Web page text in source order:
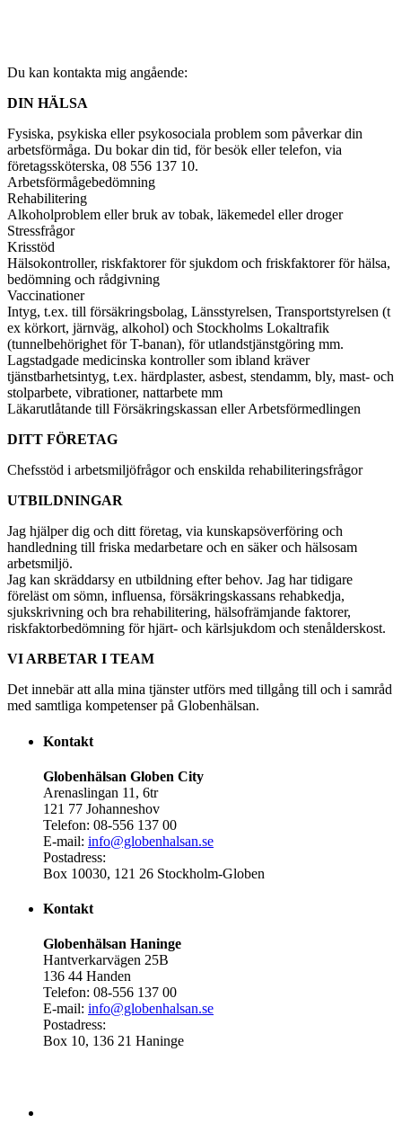
Du kan kontakta mig angående:
DIN HÄLSA
Fysiska, psykiska eller psykosociala problem som påverkar din
arbetsförmåga. Du bokar din tid, för besök eller telefon, via
företagssköterska, 08 556 137 10.
Arbetsförmågebedömning
Rehabilitering
Alkoholproblem eller bruk av tobak, läkemedel eller droger
Stressfrågor
Krisstöd
Hälsokontroller, riskfaktorer för sjukdom och friskfaktorer för hälsa,
bedömning och rådgivning
Vaccinationer
Intyg, t.ex. till försäkringsbolag, Länsstyrelsen, Transportstyrelsen (t
ex körkort, järnväg, alkohol) och Stockholms Lokaltrafik
(tunnelbehörighet för T-banan), för utlandstjänstgöring mm.
Lagstadgade medicinska kontroller som ibland kräver
tjänstbarhetsintyg, t.ex. härdplaster, asbest, stendamm, bly, mast- och
stolparbete, vibrationer, nattarbete mm
Läkarutlåtande till Försäkringskassan eller Arbetsförmedlingen
DITT FÖRETAG
Chefsstöd i arbetsmiljöfrågor och enskilda rehabiliteringsfrågor
UTBILDNINGAR
Jag hjälper dig och ditt företag, via kunskapsöverföring och
handledning till friska medarbetare och en säker och hälsosam
arbetsmiljö.
Jag kan skräddarsy en utbildning efter behov. Jag har tidigare
föreläst om sömn, influensa, försäkringskassans rehabkedja,
sjukskrivning och bra rehabilitering, hälsofrämjande faktorer,
riskfaktorbedömning för hjärt- och kärlsjukdom och stenålderskost.
VI ARBETAR I TEAM
Det innebär att alla mina tjänster utförs med tillgång till och i samråd
med samtliga kompetenser på Globenhälsan.
Kontakt
Globenhälsan Globen City
Arenaslingan 11, 6tr
121 77 Johanneshov
Telefon: 08-556 137 00
E-mail: info@globenhalsan.se
Postadress:
Box 10030, 121 26 Stockholm-Globen
Kontakt
Globenhälsan Haninge
Hantverkarvägen 25B
136 44 Handen
Telefon: 08-556 137 00
E-mail: info@globenhalsan.se
Postadress:
Box 10, 136 21 Haninge